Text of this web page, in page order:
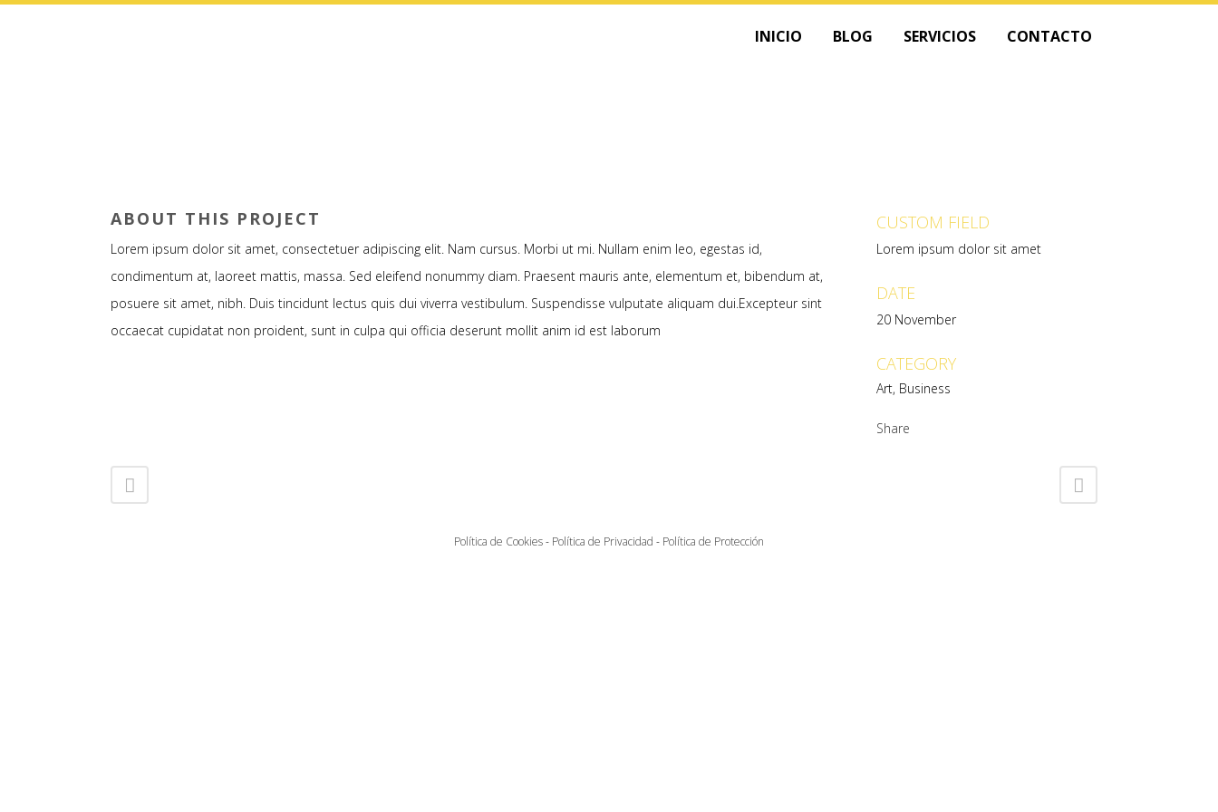
INICIO BLOG SERVICIOS CONTACTO
ABOUT THIS PROJECT
Lorem ipsum dolor sit amet, consectetuer adipiscing elit. Nam cursus. Morbi ut mi. Nullam enim leo, egestas id,
condimentum at, laoreet mattis, massa. Sed eleifend nonummy diam. Praesent mauris ante, elementum et, bibendum at,
posuere sit amet, nibh. Duis tincidunt lectus quis dui viverra vestibulum. Suspendisse vulputate aliquam dui.Excepteur sint
occaecat cupidatat non proident, sunt in culpa qui officia deserunt mollit anim id est laborum
CUSTOM FIELD
Lorem ipsum dolor sit amet
DATE
20 November
CATEGORY
Art, Business
Share
Política de Cookies- Política de Privacidad - Política de Protección